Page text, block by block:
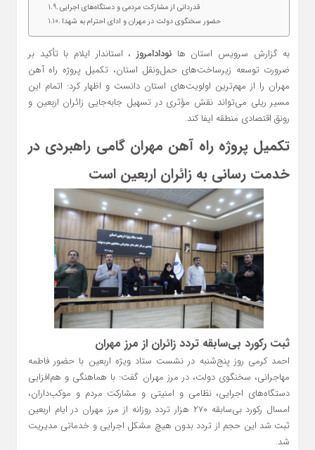
قدردانی از مشارکت مردمی و دستگاه‌های اجرایی
حضور سخنگوی دولت در مهران و ادای احترام به شهدا
به گزارش سرویس استان هانودادامروز ، استاندار ایلام با تأکید بر
ضرورت توسعه زیرساخت‌های حمل‌ونقل استان، تکمیل پروژه راه‌ آهن
مهران را از مهم‌ترین اولویت‌های استان دانست و اظهار کرد: اتمام این
مسیر ریلی می‌تواند نقش مؤثری در تسهیل جابه‌جایی زائران اربعین و
رونق اقتصادی منطقه ایفا کند.
تکمیل پروژه راه‌ آهن مهران گامی راهبردی در
خدمت‌ رسانی به زائران اربعین است
ثبت رکورد بی‌سابقه تردد زائران از مرز مهران
احمد کرمی روز پنج‌شنبه در نشست ستاد ویژه اربعین با حضور فاطمه
مهاجرانی، سخنگوی دولت، در مرز مهران گفت: با هماهنگی و هم‌افزایی
دستگاه‌های اجرایی، نظامی و امنیتی و مشارکت مردم و موکب‌داران،
امسال رکورد بی‌سابقه ۲۷۰ هزار تردد روزانه از مرز مهران در ایام اربعین
ثبت شد این حجم از تردد بدون هیچ مشکل اجرایی و خدماتی مدیریت
شد.